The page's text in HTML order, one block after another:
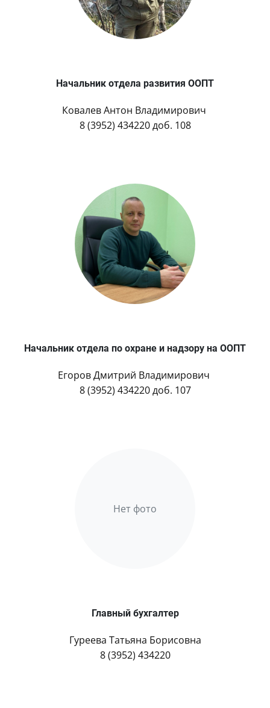
Начальник отдела развития ООПТ
Ковалев Антон Владимирович
8 (3952) 434220 доб. 108
Начальник отдела по охране и надзору на ООПТ
Егоров Дмитрий Владимирович
8 (3952) 434220 доб. 107
Нет фото
Главный бухгалтер
Гуреева Татьяна Борисовна
8 (3952) 434220